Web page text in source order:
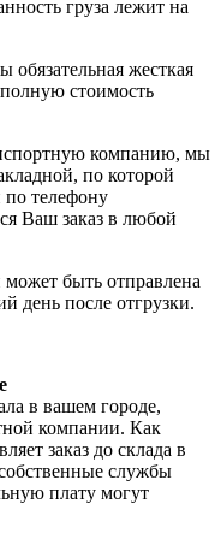
груза лежит на
обязательная жесткая
стоимость
компанию, мы
по которой
по телефону
Ваш заказ в любой
быть отправлена
день после отгрузки.
в вашем городе,
компании. Как
заказ до склада в
службы
плату могут